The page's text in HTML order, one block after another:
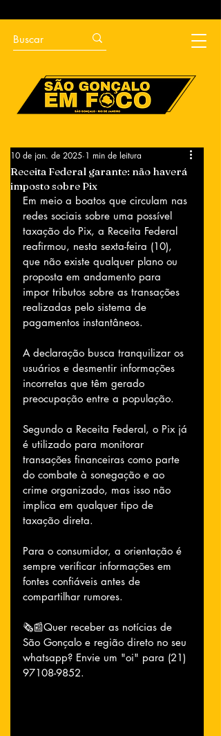
Receita Federal garante: não haverá
imposto sobre Pix
10 de jan. de 2025 1 min de leitura
Em meio a boatos que circulam nas
redes sociais sobre uma possível
taxação do Pix, a Receita Federal
reafirmou, nesta sexta-feira (10),
que não existe qualquer plano ou
proposta em andamento para
impor tributos sobre as transações
realizadas pelo sistema de
pagamentos instantâneos.
A declaração busca tranquilizar os
usuários e desmentir informações
incorretas que têm gerado
preocupação entre a população.
Segundo a Receita Federal, o Pix já
é utilizado para monitorar
transações financeiras como parte
do combate à sonegação e ao
crime organizado, mas isso não
implica em qualquer tipo de
taxação direta.
Para o consumidor, a orientação é
sempre verificar informações em
fontes confiáveis antes de
compartilhar rumores.
🗞📰Quer receber as notícias de
São Gonçalo e região direto no seu
whatsapp? Envie um "oi" para (21)
97108-9852.